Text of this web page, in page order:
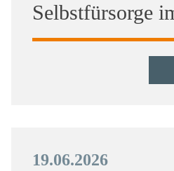
Selbstfürsorge
19.06.2026